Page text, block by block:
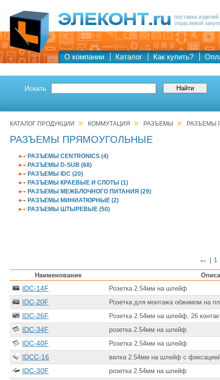
поставка
отраслевой
О компании Каталог Как купить?
Искать
КАТАЛОГ ПРОДУКЦИИ » КОММУТАЦИЯ » РАЗЪЕМЫ » РАЗЪЕМЫ
РАЗЪЕМЫ ПРЯМОУГОЛЬНЫЕ
РАЗЪЕМЫ CENTRONICS (4)
РАЗЪЕМЫ D-SUB (68)
РАЗЪЕМЫ IDC (20)
РАЗЪЕМЫ КРАЕВЫЕ И СЛОТЫ (1)
РАЗЪЕМЫ МЕЖБЛОЧНОГО ПИТАНИЯ (29)
РАЗЪЕМЫ МИНИАТЮРНЫЕ (2)
РАЗЪЕМЫ ШТЫРЕВЫЕ (50)
← | 1
Наименование
IDC-14F Розетка 2.54мм на шлейф
IDC-20F Розетка для монтажа обжимом на
IDC-26F Розетка 2.54мм на шлейф, 26
IDC-34F розетка 2.54мм на шлейф
IDC-40F Розетка 2.54мм на шлейф
IDCC-16 вилка 2.54мм на шлейф с
IDC-30F розетка 2.54мм на шлейф